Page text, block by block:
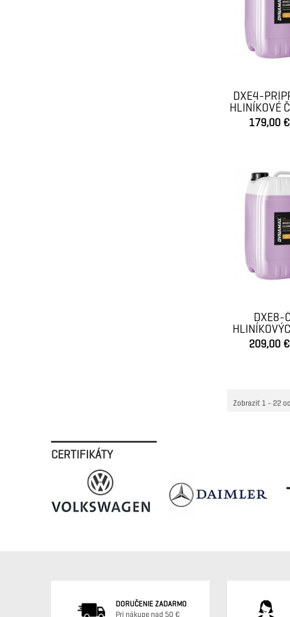
DXE4-
HLINÍKOVÉ
179,00 €
DXE8-
209,00 €
Zobraziť 1 - 22
CERTIFIKÁTY
DORUČENIE ZADARMO
Pri nákupe nad 50 €